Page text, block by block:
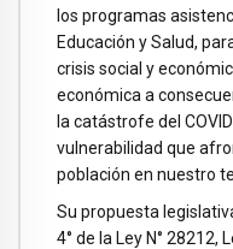
los programas
Educación y Salud,
crisis social y
económica a
la catástrofe del
vulnerabilidad que
población en nuestro
Su propuesta
4° de la Ley N° 28212,